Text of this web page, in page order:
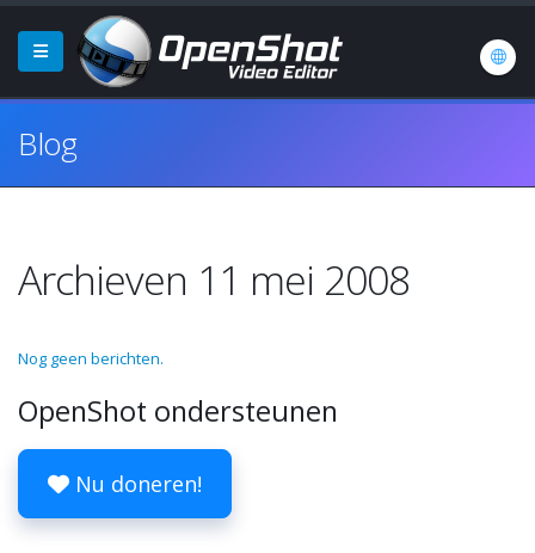
Blog
Archieven 11 mei 2008
Nog geen berichten.
OpenShot ondersteunen
Nu doneren!